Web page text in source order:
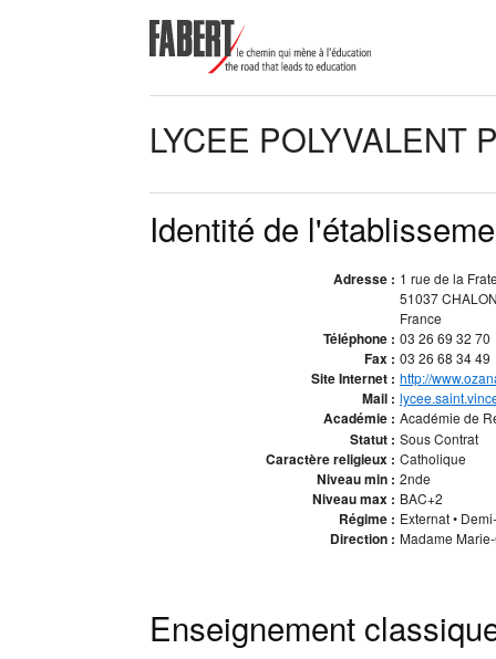
LYCEE POLYVALENT
Identité de
Adresse : 1 rue de la
51037
France
Téléphone : 03 26 69 32 70
Fax : 03 26 68 34 49
Site Internet : http://
Mail :
Académie : Académie de
Statut : Sous Contrat
Caractère religieux : Catholique
Niveau min : 2nde
Niveau max : BAC+2
Régime : Externat •
Direction : Madame
Enseignement